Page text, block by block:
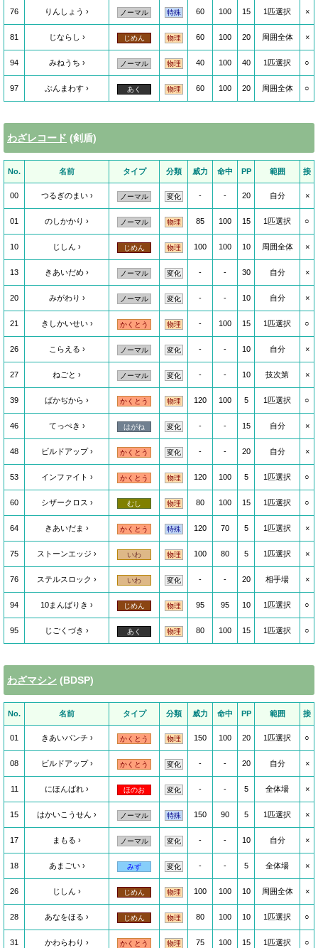
76 りんしょう ノーマル 特殊 60 100 15 1匹選択 ×
81 じならし じめん 物理 60 100 20 周囲全体 ×
94 みねうち ノーマル 物理 40 100 40 1匹選択 ○
97 ぶんまわす あく 物理 60 100 20 周囲全体 ○
わざレコード (剣盾)
No. 名前 タイプ 分類 威力 命中 PP 範囲 接
00 つるぎのまい ノーマル 変化 - - 20 自分 ×
01 のしかかり ノーマル 物理 85 100 15 1匹選択 ○
10 じしん じめん 物理 100 100 10 周囲全体 ×
13 きあいだめ ノーマル 変化 - - 30 自分 ×
20 みがわり ノーマル 変化 - - 10 自分 ×
21 きしかいせい かくとう 物理 - 100 15 1匹選択 ○
26 こらえる ノーマル 変化 - - 10 自分 ×
27 ねごと ノーマル 変化 - - 10 技次第 ×
39 ばかぢから かくとう 物理 120 100 5 1匹選択 ○
46 てっぺき はがね 変化 - - 15 自分 ×
48 ビルドアップ かくとう 変化 - - 20 自分 ×
53 インファイト かくとう 物理 120 100 5 1匹選択 ○
60 シザークロス むし 物理 80 100 15 1匹選択 ○
64 きあいだま かくとう 特殊 120 70 5 1匹選択 ×
75 ストーンエッジ いわ 物理 100 80 5 1匹選択 ×
76 ステルスロック いわ 変化 - - 20 相手場 ×
94 10まんばりき じめん 物理 95 95 10 1匹選択 ○
95 じごくづき あく 物理 80 100 15 1匹選択 ○
わざマシン (BDSP)
No. 名前 タイプ 分類 威力 命中 PP 範囲 接
01 きあいパンチ かくとう 物理 150 100 20 1匹選択 ○
08 ビルドアップ かくとう 変化 - - 20 自分 ×
11 にほんばれ ほのお 変化 - - 5 全体場 ×
15 はかいこうせん ノーマル 特殊 150 90 5 1匹選択 ×
17 まもる ノーマル 変化 - - 10 自分 ×
18 あまごい みず 変化 - - 5 全体場 ×
26 じしん じめん 物理 100 100 10 周囲全体 ×
28 あなをほる じめん 物理 80 100 10 1匹選択 ○
31 かわらわり かくとう 物理 75 100 15 1匹選択 ○